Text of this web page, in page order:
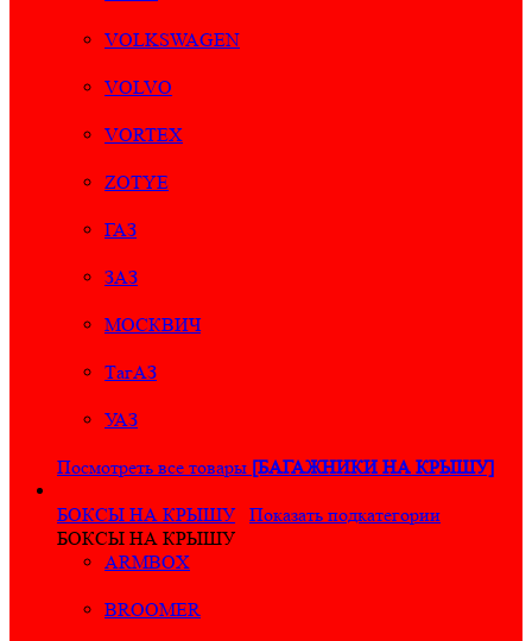
VOLKSWAGEN
VOLVO
VORTEX
ZOTYE
ГАЗ
ЗАЗ
МОСКВИЧ
ТагАЗ
УАЗ
Посмотреть все товары [БАГАЖНИКИ НА КРЫШУ]
БОКСЫ НА КРЫШУ
Показать подкатегории
БОКСЫ НА КРЫШУ
ARMBOX
BROOMER